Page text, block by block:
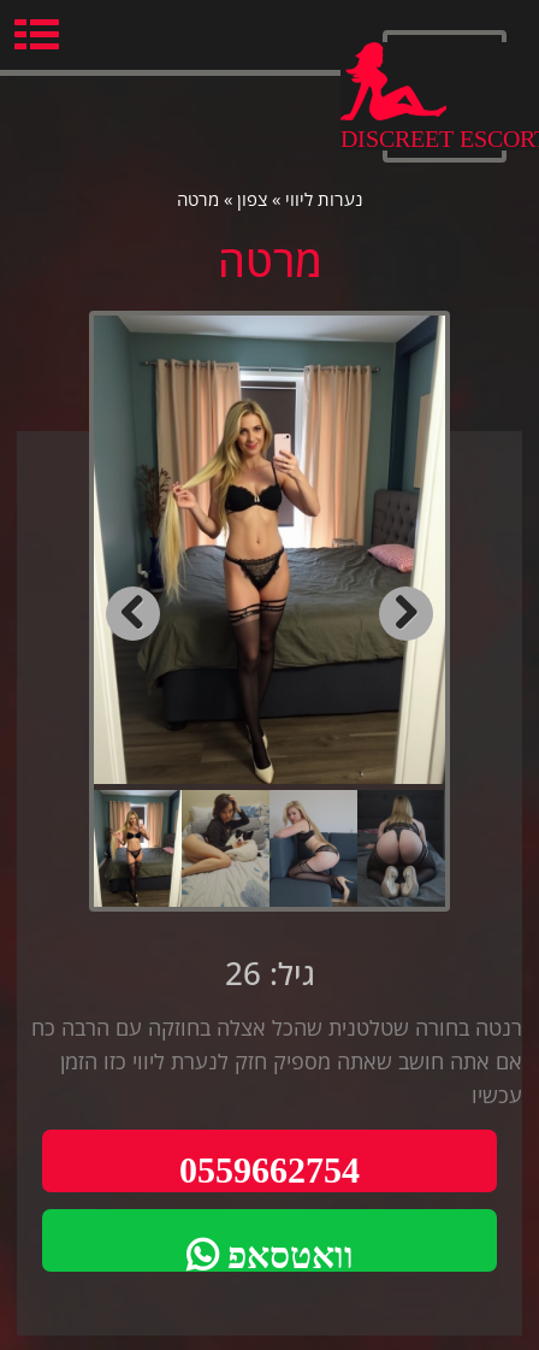
DISCREET
נערות ליווי » צפון » מרטה
מרטה
Previous Next
גיל: 26
רנטה בחורה שטלטנית שהכל אצלה בחוזקה עם הרבה כח
אם אתה חושב שאתה מספיק חזק לנערת ליווי כזו הזמן
עכשיו
0559662754
וואטסאפ